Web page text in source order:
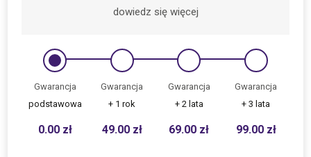
dowiedz się więcej
Gwarancja
podstawowa
0.00 zł
Gwarancja
+ 1 rok
49.00 zł
Gwarancja
+ 2 lata
69.00 zł
Gwarancja
+ 3 lata
99.00 zł